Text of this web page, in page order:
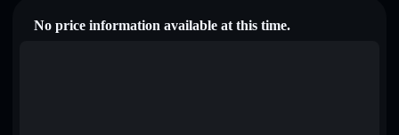
No price information available at this time.